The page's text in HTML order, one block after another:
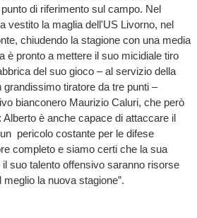
di riferimento sul campo. Nel
vestito la maglia dell'US Livorno, nel
chiudendo la stagione con una media
è pronto a mettere il suo micidiale tiro
del suo gioco – al servizio della
grandissimo tiratore da tre punti –
bianconero Maurizio Caluri, che però
è anche capace di attaccare il
pericolo costante per le difese
completo e siamo certi che la sua
suo talento offensivo saranno risorse
la nuova stagione”.